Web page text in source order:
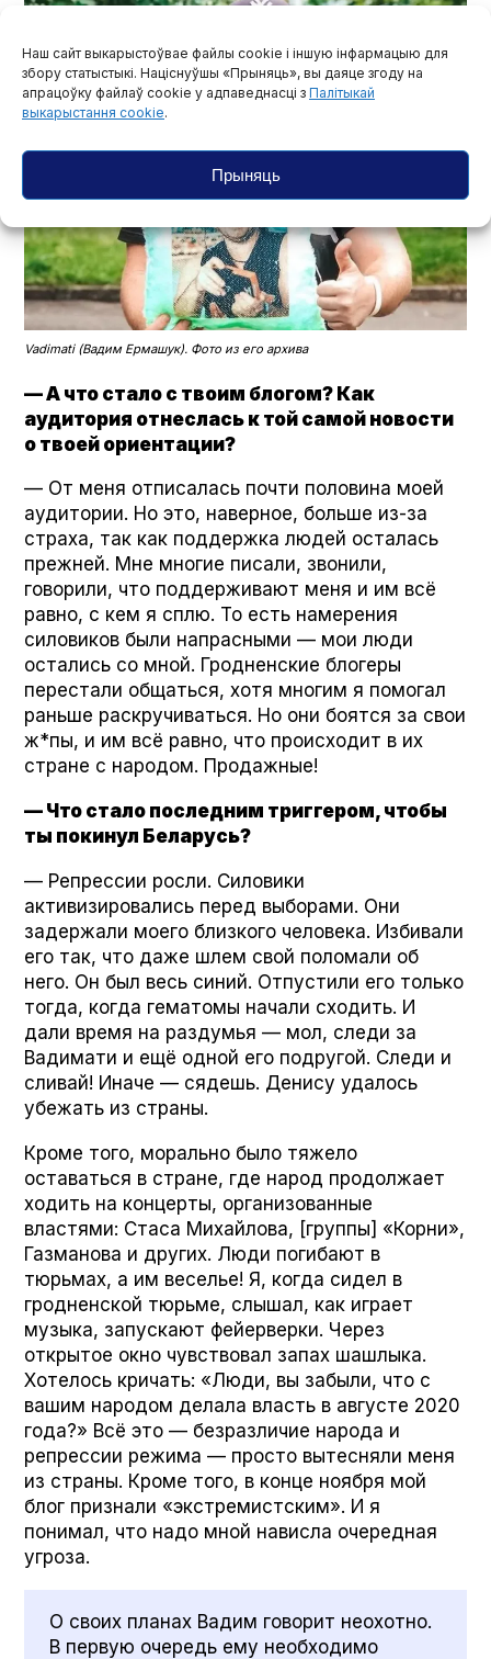
Наш сайт выкарыстоўвае файлы cookie і іншую інфармацыю для
збору статыстыкі. Націснуўшы «Прыняць», вы даяце згоду на
апрацоўку файлаў cookie у адпаведнасці з Палітыкай
выкарыстання cookie.
Прыняць
Vadi­mati (Вадим Ермашук). Фото из его архива
— А что стало с твоим блогом? Как
аудитория отнеслась к той самой новости
о твоей ориентации?
— От меня отписалась почти половина моей
аудитории. Но это, наверное, больше из-за
страха, так как поддержка людей осталась
прежней. Мне многие писали, звонили,
говорили, что поддерживают меня и им всё
равно, с кем я сплю. То есть намерения
силовиков были напрасными — мои люди
остались со мной. Гродненские блогеры
перестали общаться, хотя многим я помогал
раньше раскручиваться. Но они боятся за свои
ж*пы, и им всё равно, что происходит в их
стране с народом. Продажные!
— Что стало последним триггером, чтобы
ты покинул Беларусь?
— Репрессии росли. Силовики
активизировались перед выборами. Они
задержали моего близкого человека. Избивали
его так, что даже шлем свой поломали об
него. Он был весь синий. Отпустили его только
тогда, когда гематомы начали сходить. И
дали время на раздумья — мол, следи за
Вадимати и ещё одной его подругой. Следи и
сливай! Иначе — сядешь. Денису удалось
убежать из страны.
Кроме того, морально было тяжело
оставаться в стране, где народ продолжает
ходить на концерты, организованные
властями: Стаса Михайлова, [группы] «Корни»,
Газманова и других. Люди погибают в
тюрьмах, а им веселье! Я, когда сидел в
гродненской тюрьме, слышал, как играет
музыка, запускают фейерверки. Через
открытое окно чувствовал запах шашлыка.
Хотелось кричать: «Люди, вы забыли, что с
вашим народом делала власть в августе 2020
года?» Всё это — безразличие народа и
репрессии режима — просто вытесняли меня
из страны. Кроме того, в конце ноября мой
блог признали «экстремистским». И я
понимал, что надо мной нависла очередная
угроза.
О своих планах Вадим говорит неохотно.
В первую очередь ему необходимо